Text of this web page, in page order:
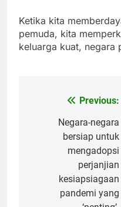
Ketika kita
pemuda, kita
keluarga kuat, negara
navigation
Previous:
Negara-negara
bersiap untuk
mengadopsi
perjanjian
kesiapsiagaan
pandemi yang